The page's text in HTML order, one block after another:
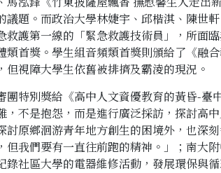
題。而政治大學林婕宇、邱楷淇、陳世
救護第一線的「緊急救護技術員」，所面
類首獎。學生組音頻類首獎則頒給了《
視障大學生依舊被排擠及霸淩的現況。
特別獎給《高中人文資優教育的黃昏-
，不是抱怨，而是進行廣泛採訪，探討高
討原鄉洄游青年地方創生的困境外，也深
但我們要有一直往前跑的精神。」；南大
錄社區大學的電器維修活動，發展環保